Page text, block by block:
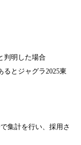
判明した場合
とジャグラ2025東
集計を行い、採用さ